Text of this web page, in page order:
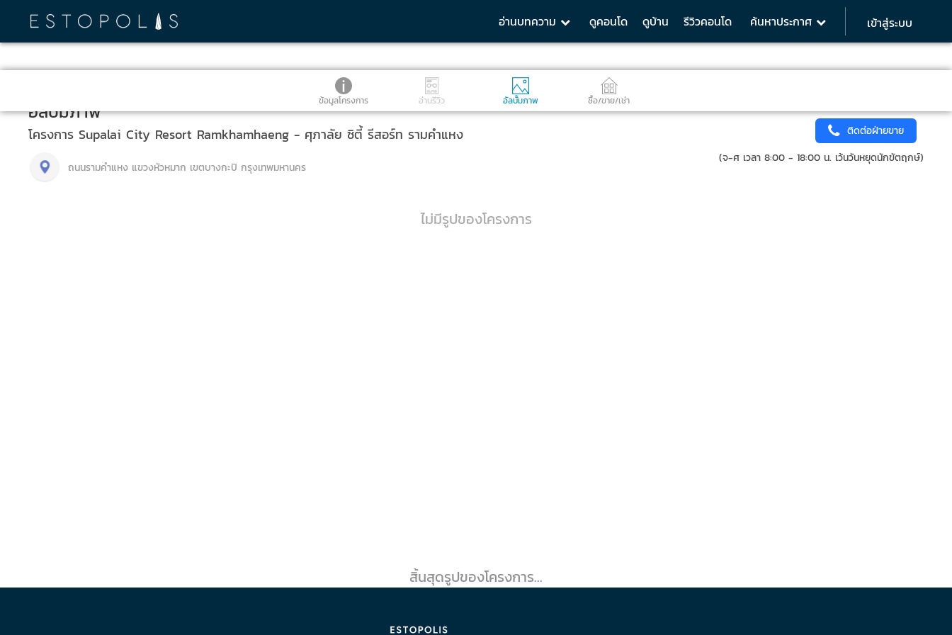
อ่านบทความ ดูคอนโด ดูบ้าน รีวิวคอนโด ค้นหาประกาศ เข้าสู่ระบบ
ข้อมูลโครงการ อ่านรีวิว อัลบั้มภาพ ซื้อ/ขาย/เช่า
อัลบั้มภาพ
โครงการ Supalai City Resort Ramkhamhaeng - ศุภาลัย ซิตี้ รีสอร์ท รามคำแหง
ถนนรามคำแหง แขวงหัวหมาก เขตบางกะปิ กรุงเทพมหานคร
ติดต่อฝ่ายขาย
(จ-ศ เวลา 8:00 - 18:00 น. เว้นวันหยุดนักขัตฤกษ์)
ไม่มีรูปของโครงการ
สิ้นสุดรูปของโครงการ...